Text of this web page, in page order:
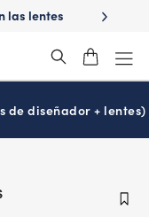
de la vista?
de diseñador + lentes)